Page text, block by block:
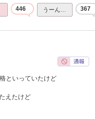
446 うーん… 367
といっていたけど
えたけど